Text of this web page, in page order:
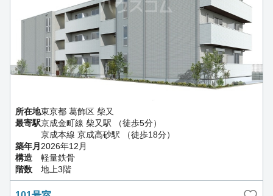
所在地東京都 葛飾区 柴又
最寄駅京成金町線 柴又駅 （徒歩5分）
京成本線 京成高砂駅 （徒歩18分）
築年月 2026年12月
構造
軽量鉄骨
階数
地上3階